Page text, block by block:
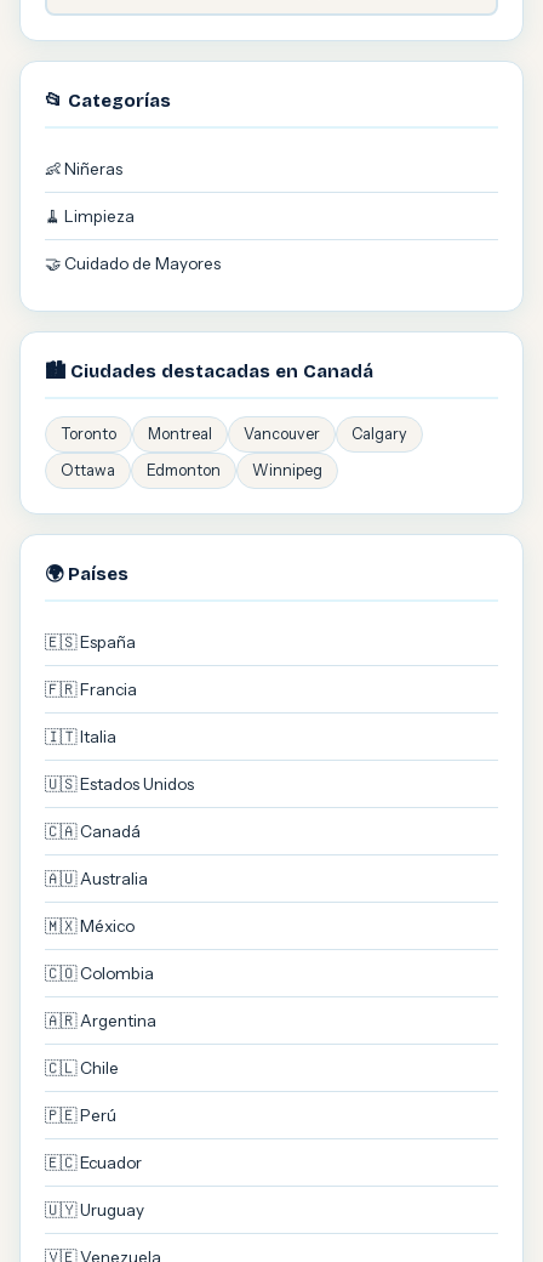
📂 Categorías
👶 Niñeras
🧹 Limpieza
🤝 Cuidado de Mayores
🏙️ Ciudades destacadas en Canadá
Toronto Montreal Vancouver
Calgary
Ottawa
Edmonton Winnipeg
🌍 Países
🇪🇸 España
🇫🇷 Francia
🇮🇹 Italia
🇺🇸 Estados Unidos
🇨🇦 Canadá
🇦🇺 Australia
🇲🇽 México
🇨🇴 Colombia
🇦🇷 Argentina
🇨🇱 Chile
🇵🇪 Perú
🇪🇨 Ecuador
🇺🇾 Uruguay
🇻🇪 Venezuela